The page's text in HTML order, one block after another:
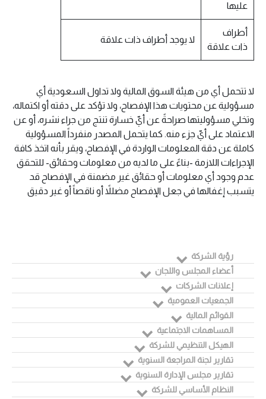
عليها
أطراف
ذات علاقة
لا يوجد أطراف ذات علاقة
لا تتحمل أي من هيئة السوق المالية ولا تداول السعودية أي
مسؤولية عن محتويات هذا الإفصاح، ولا تؤكد على دقته أو اكتماله،
وتخلي مسؤوليتها صراحةً عن أيّ خسارة تنتج من جراء نشره، أو عن
الاعتماد على أيّ جزء منه. كما يتحمل المصدر منفرداً المسؤولية
كاملة عن دقة المعلومات الواردة في الإفصاح، ويقر بأنه اتخذ كافة
الإجراءات اللازمة -بناءً على ما لديه من معلومات وحقائق- للتحقق
عدم وجود أي معلومات أو حقائق غير مضمنة في الإفصاح قد
يتسبب إغفالها في جعل الإفصاح مضللاً أو ناقصاً أو غير دقيق
رؤية الشركة
أعضاء المجلس واللجان
إعلانات الشركات
الجمعيات العمومية
القوائم المالية
المساهمات الاجتماعية
الهيكل التنظيمي للشركة
تقارير لجنة المراجعة السنوية
تقارير مجلس الإدارة السنوية
النظام الأساسي للشركة